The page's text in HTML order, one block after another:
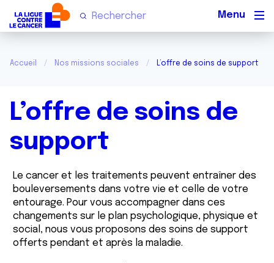
Accueil Nos missions sociales L’offre de soins de support
L’offre de soins de
support
Le cancer et les traitements peuvent entraîner des
bouleversements dans votre vie et celle de votre
entourage. Pour vous accompagner dans ces
changements sur le plan psychologique, physique et
social, nous vous proposons des soins de support
offerts pendant et après la maladie.